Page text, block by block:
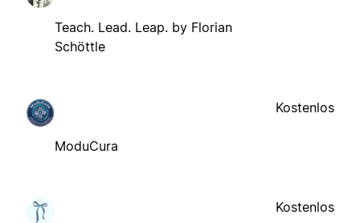
Teach. Lead. Leap. by Florian
Schöttle
ModuCura
Kostenlos
Kostenlos